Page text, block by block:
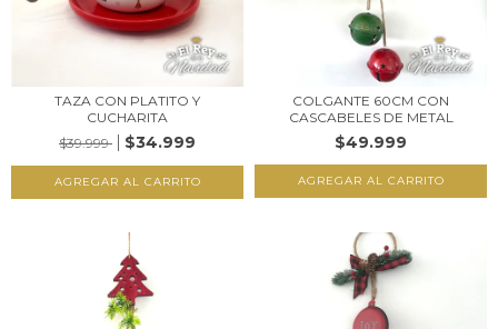
TAZA CON PLATITO Y
CUCHARITA
$39.999
$34.999
AGREGAR AL CARRITO
COLGANTE 60CM CON
CASCABELES DE METAL
$49.999